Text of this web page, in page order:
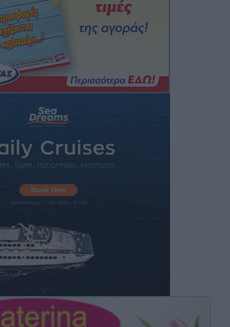
1 ώρα
Επιτροπή για τις
που ξεσπούν από μονάδες
και την επικίνδυνη έκθεση
ουσίες
για την απώλεια του Θοδωρή
1 ώρα
Με Ζαχαρία Ήλιο κάτω από